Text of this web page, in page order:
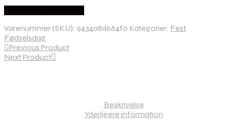
Varenummer (SKU): 9434a8d664f0 Kategorier: Fest,
Fødselsdag
Previous Product
Next Product
Beskrivelse
Yderligere information